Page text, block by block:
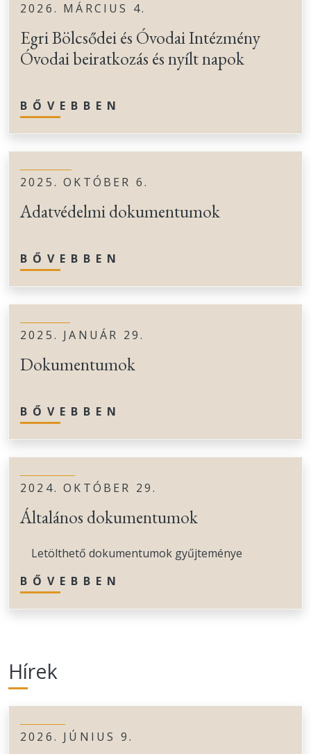
2026. MÁRCIUS 4.
Egri Bölcsődei és Óvodai Intézmény
Óvodai beiratkozás és nyílt napok
BŐVEBBEN
2025. OKTÓBER 6.
Adatvédelmi dokumentumok
BŐVEBBEN
2025. JANUÁR 29.
Dokumentumok
BŐVEBBEN
2024. OKTÓBER 29.
Általános dokumentumok
Letölthető dokumentumok gyűjteménye
BŐVEBBEN
Hírek
2026. JÚNIUS 9.